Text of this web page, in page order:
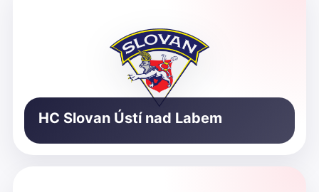
HC Slovan Ústí nad Labem